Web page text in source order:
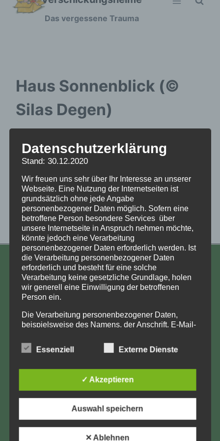
Zum
Das vergessene Trauma
Haus Sonnenblick (©
Silas Degen)
KONTAKT
Aufarbeitung und Erforschung
Kinderverschickung e.V.
Anja Röhl
Kiehlufer 43
info@Verschickungsheime.de
Datenschutz
Datenschutzerklärung
Stand: 30.12.2020
Wir freuen uns sehr über Ihr Interesse an unserer
Webseite. Eine Nutzung der Internetseiten ist
grundsätzlich ohne jede Angabe
personenbezogener Daten möglich. Sofern eine
betroffene Person besondere Services über
unsere Internetseite in Anspruch nehmen möchte,
könnte jedoch eine Verarbeitung
personenbezogener Daten erforderlich werden. Ist
die Verarbeitung personenbezogener Daten
erforderlich und besteht für eine solche
Verarbeitung keine gesetzliche Grundlage, holen
wir generell eine Einwilligung der betroffenen
Person ein.
Die Verarbeitung personenbezogener Daten,
beispielsweise des Namens, der Anschrift, E-Mail-
Person, erfolgt stets im Einklang mit der
Datenschutz-Grundverordnung und in
Mittels dieser Datenschutzerklärung möchte unser
Unternehmen die Öffentlichkeit über Art, Umfang
verarbeiteten personenbezogenen Daten
informieren. Ferner werden betroffene Personen
mittels dieser Datenschutzerklärung über die ihnen
Essenziell Externe Dienste
✓ Akzeptieren
Auswahl speichern
✕ Ablehnen